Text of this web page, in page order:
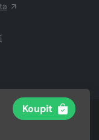
Koupit
a.s.a dodavatelé